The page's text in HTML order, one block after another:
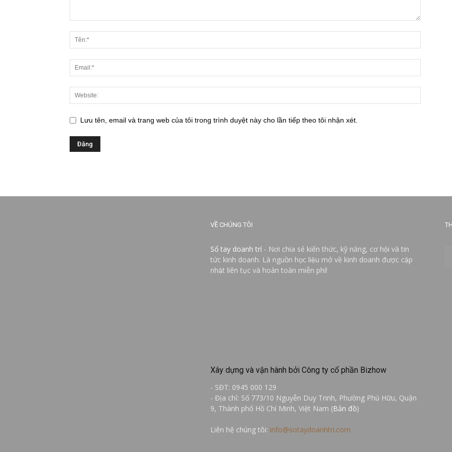
Lưu tên, email và trang web của tôi trong trình duyệt này cho lần tiếp theo tôi nhận xét.
VỀ CHÚNG TÔI
Sổ tay doanh trí - Nơi chia sẻ kiến thức, kỹ năng, cơ hội và tin
tức kinh doanh. Là nguồn học liệu mở về kinh doanh được cập
nhật liên tục và hoàn toàn miễn phí!
Xây dựng và vận hành bởi Công ty cổ phần Bizhow
- SĐT: 0945 000 129
- Địa chỉ: Số 773/10 Nguyễn Duy Trinh, Phường Phú Hữu, Quận
9, Thành phố Hồ Chí Minh, Việt Nam (Bản đồ)
Liên hệ chúng tôi: info@sotaydoanhtri.com